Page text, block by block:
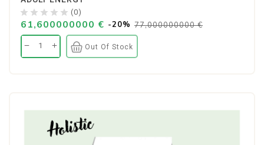
(0)
61,600000000 € -20% 77,000000000 €
Out Of Stock